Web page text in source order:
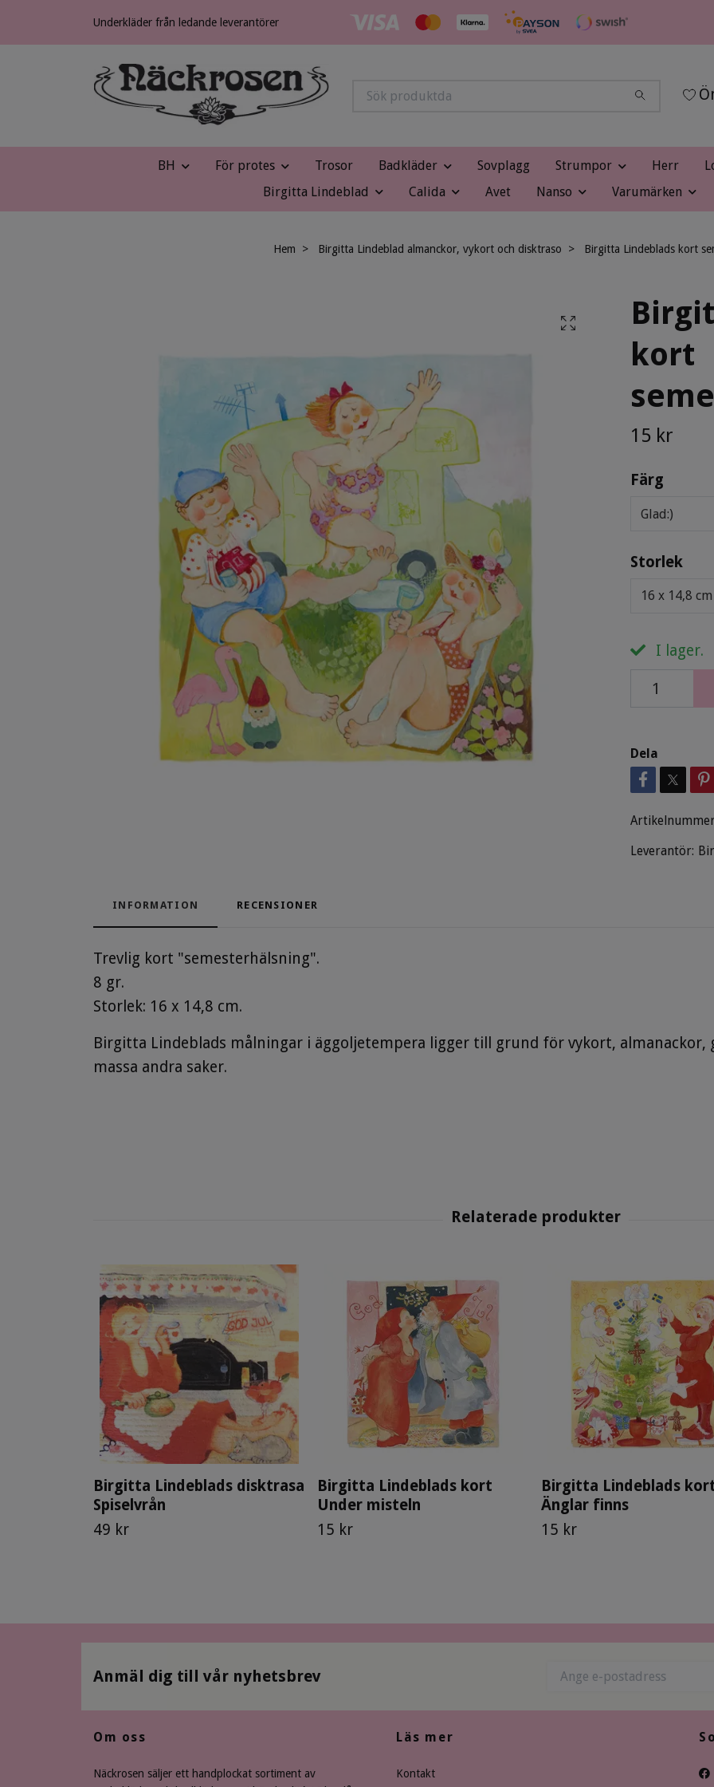
Underkläder från ledande leverantörer
BH För protes Trosor Badkläder Sovplagg Strumpor Herr
Birgitta Lindeblad
Calida Avet Nanso Varumärken
Hem Birgitta Lindeblad almanckor, vykort och disktraso Birgitta Lindeblads kort
kort
15 kr
Färg
Glad:)
Storlek
16 x 14,8 cm
I lager.
Dela
Leverantör:
INFORMATION RECENSIONER
Trevlig kort "semesterhälsning".
8 gr.
Storlek: 16 x 14,8 cm.
Birgitta Lindeblads målningar i äggoljetempera ligger till grund för vykort, almanackor,
massa andra saker.
Birgitta Lindeblads disktrasa
Spiselvrån
49 kr
Birgitta Lindeblads kort
Under misteln
15 kr
Birgitta Lindeblads
Änglar finns
15 kr
Anmäl dig till vår nyhetsbrev
Om oss
Näckrosen säljer ett handplockat sortiment av
Läs mer
Kontakt